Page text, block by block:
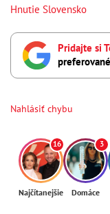
Hnutie Slovensko
Pridajte si
Nahlásiť chybu
16
Najčítanejšie
3
Domáce